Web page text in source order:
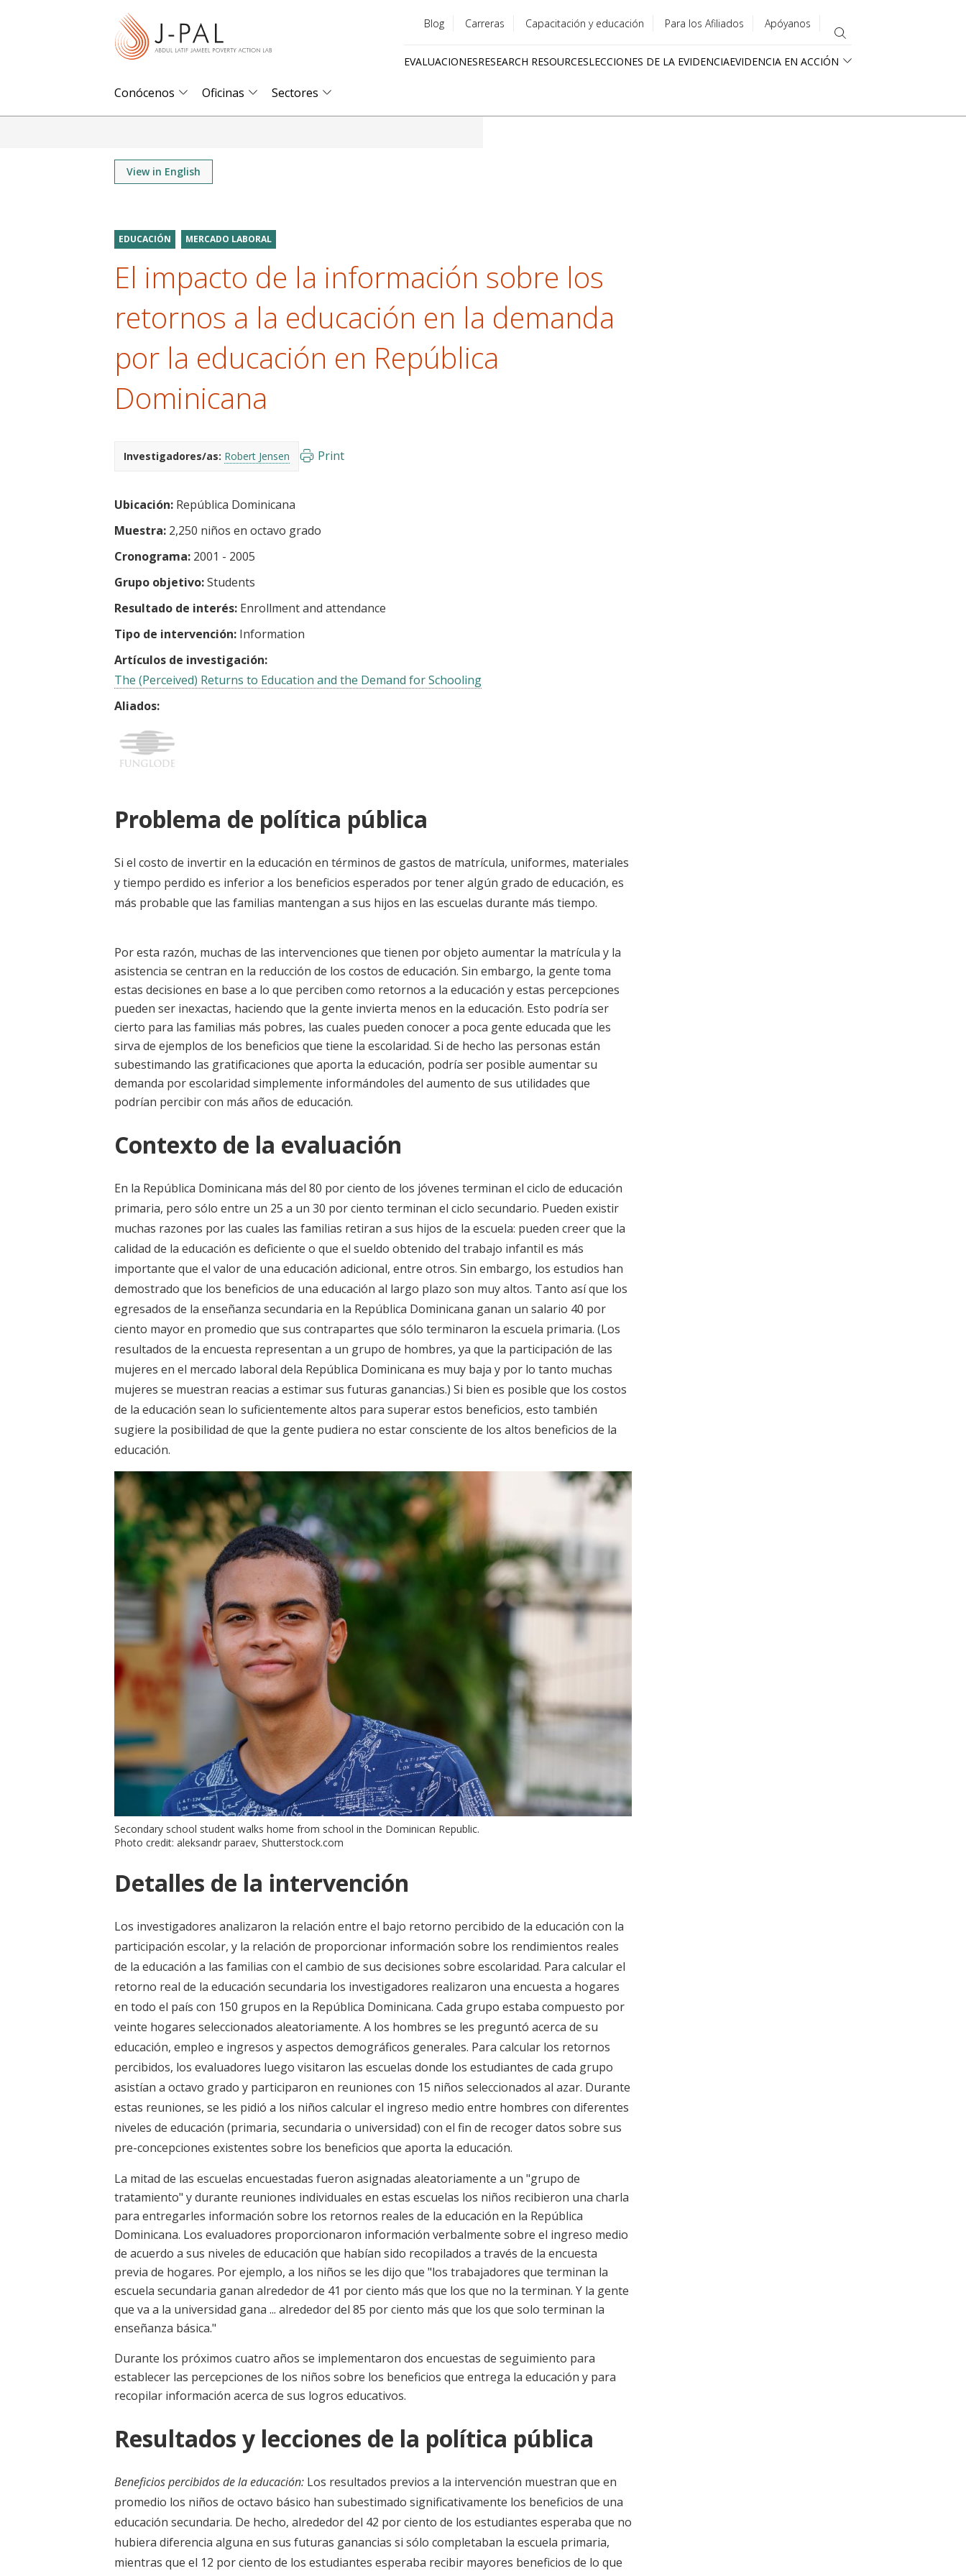
menu
Blog Carreras Capacitación y educación Para los Afiliados Apóyanos
EVALUACIONESRESEARCH RESOURCESLECCIONES DE LA EVIDENCIAEVIDENCIA EN ACCIÓN
Conócenos Oficinas Sectores
View in English
EDUCACIÓN MERCADO LABORAL
El impacto de la información sobre los
retornos a la educación en la demanda
por la educación en República
Dominicana
Investigadores/as: Robert Jensen Print
Ubicación: República Dominicana
Muestra: 2,250 niños en octavo grado
Cronograma: 2001 - 2005
Grupo objetivo:Students
Resultado de interés: Enrollment and attendance
Tipo de intervención: Information
Artículos de investigación:
The (Perceived) Returns to Education and the Demand for Schooling
Aliados:
Problema de política pública
Si el costo de invertir en la educación en términos de gastos de matrícula, uniformes, materiales
y tiempo perdido es inferior a los beneficios esperados por tener algún grado de educación, es
más probable que las familias mantengan a sus hijos en las escuelas durante más tiempo.
Por esta razón, muchas de las intervenciones que tienen por objeto aumentar la matrícula y la
asistencia se centran en la reducción de los costos de educación. Sin embargo, la gente toma
estas decisiones en base a lo que perciben como retornos a la educación y estas percepciones
pueden ser inexactas, haciendo que la gente invierta menos en la educación. Esto podría ser
cierto para las familias más pobres, las cuales pueden conocer a poca gente educada que les
sirva de ejemplos de los beneficios que tiene la escolaridad. Si de hecho las personas están
subestimando las gratificaciones que aporta la educación, podría ser posible aumentar su
demanda por escolaridad simplemente informándoles del aumento de sus utilidades que
podrían percibir con más años de educación.
Contexto de la evaluación
En la República Dominicana más del 80 por ciento de los jóvenes terminan el ciclo de educación
primaria, pero sólo entre un 25 a un 30 por ciento terminan el ciclo secundario. Pueden existir
muchas razones por las cuales las familias retiran a sus hijos de la escuela: pueden creer que la
calidad de la educación es deficiente o que el sueldo obtenido del trabajo infantil es más
importante que el valor de una educación adicional, entre otros. Sin embargo, los estudios han
demostrado que los beneficios de una educación al largo plazo son muy altos. Tanto así que los
egresados de la enseñanza secundaria en la República Dominicana ganan un salario 40 por
ciento mayor en promedio que sus contrapartes que sólo terminaron la escuela primaria. (Los
resultados de la encuesta representan a un grupo de hombres, ya que la participación de las
mujeres en el mercado laboral dela República Dominicana es muy baja y por lo tanto muchas
mujeres se muestran reacias a estimar sus futuras ganancias.) Si bien es posible que los costos
de la educación sean lo suficientemente altos para superar estos beneficios, esto también
sugiere la posibilidad de que la gente pudiera no estar consciente de los altos beneficios de la
educación.
Secondary school student walks home from school in the Dominican Republic.
Photo credit: aleksandr paraev, Shutterstock.com
Detalles de la intervención
Los investigadores analizaron la relación entre el bajo retorno percibido de la educación con la
participación escolar, y la relación de proporcionar información sobre los rendimientos reales
de la educación a las familias con el cambio de sus decisiones sobre escolaridad. Para calcular el
retorno real de la educación secundaria los investigadores realizaron una encuesta a hogares
en todo el país con 150 grupos en la República Dominicana. Cada grupo estaba compuesto por
veinte hogares seleccionados aleatoriamente. A los hombres se les preguntó acerca de su
educación, empleo e ingresos y aspectos demográficos generales. Para calcular los retornos
percibidos, los evaluadores luego visitaron las escuelas donde los estudiantes de cada grupo
asistían a octavo grado y participaron en reuniones con 15 niños seleccionados al azar. Durante
estas reuniones, se les pidió a los niños calcular el ingreso medio entre hombres con diferentes
niveles de educación (primaria, secundaria o universidad) con el fin de recoger datos sobre sus
pre-concepciones existentes sobre los beneficios que aporta la educación.
La mitad de las escuelas encuestadas fueron asignadas aleatoriamente a un "grupo de
tratamiento" y durante reuniones individuales en estas escuelas los niños recibieron una charla
para entregarles información sobre los retornos reales de la educación en la República
Dominicana. Los evaluadores proporcionaron información verbalmente sobre el ingreso medio
de acuerdo a sus niveles de educación que habían sido recopilados a través de la encuesta
previa de hogares. Por ejemplo, a los niños se les dijo que "los trabajadores que terminan la
escuela secundaria ganan alrededor de 41 por ciento más que los que no la terminan. Y la gente
que va a la universidad gana ... alrededor del 85 por ciento más que los que solo terminan la
enseñanza básica."
Durante los próximos cuatro años se implementaron dos encuestas de seguimiento para
establecer las percepciones de los niños sobre los beneficios que entrega la educación y para
recopilar información acerca de sus logros educativos.
Resultados y lecciones de la política pública
Beneficios percibidos de la educación: Los resultados previos a la intervención muestran que en
promedio los niños de octavo básico han subestimado significativamente los beneficios de una
educación secundaria. De hecho, alrededor del 42 por ciento de los estudiantes esperaba que no
hubiera diferencia alguna en sus futuras ganancias si sólo completaban la escuela primaria,
mientras que el 12 por ciento de los estudiantes esperaba recibir mayores beneficios de lo que